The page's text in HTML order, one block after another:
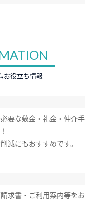
お役立ち情報
要な敷金・礼金・仲介手
減にもおすすめです。
求書・ご利用案内等をお